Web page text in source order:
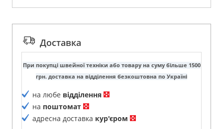
Доставка
При покупці швейної техніки або товару на суму більше 1500
грн. доставка на відділення безкоштовна по Україні
на любе відділення
на поштомат
адресна доставка кур'єром